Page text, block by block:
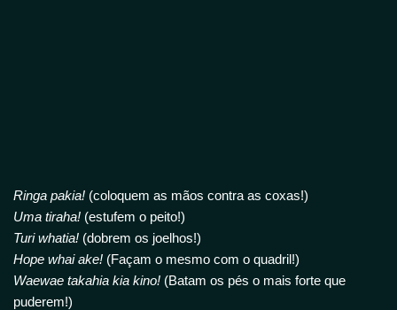
Ringa pakia! (coloquem as mãos contra as coxas!)
Uma tiraha! (estufem o peito!)
Turi whatia! (dobrem os joelhos!)
Hope whai ake! (Façam o mesmo com o quadril!)
Waewae takahia kia kino! (Batam os pés o mais forte que
puderem!)